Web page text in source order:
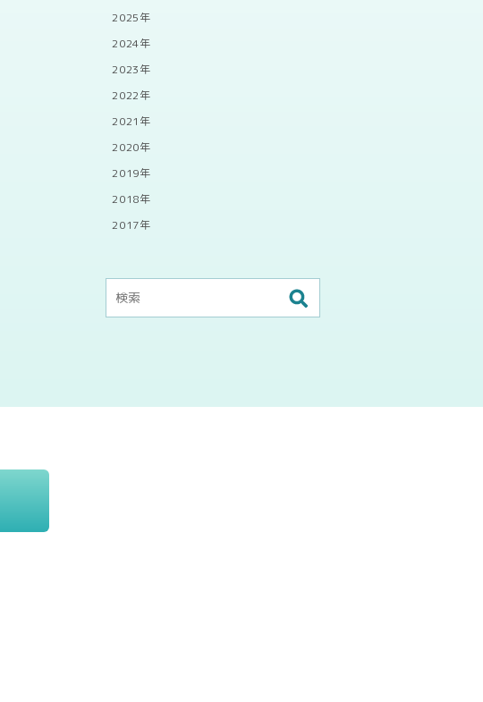
2025年
2024年
2023年
2022年
2021年
2020年
2019年
2018年
2017年